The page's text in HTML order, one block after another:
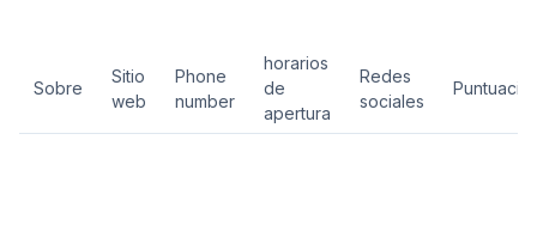
Sobre
Sitio
web
Phone
number
horarios
de
apertura
Redes
sociales